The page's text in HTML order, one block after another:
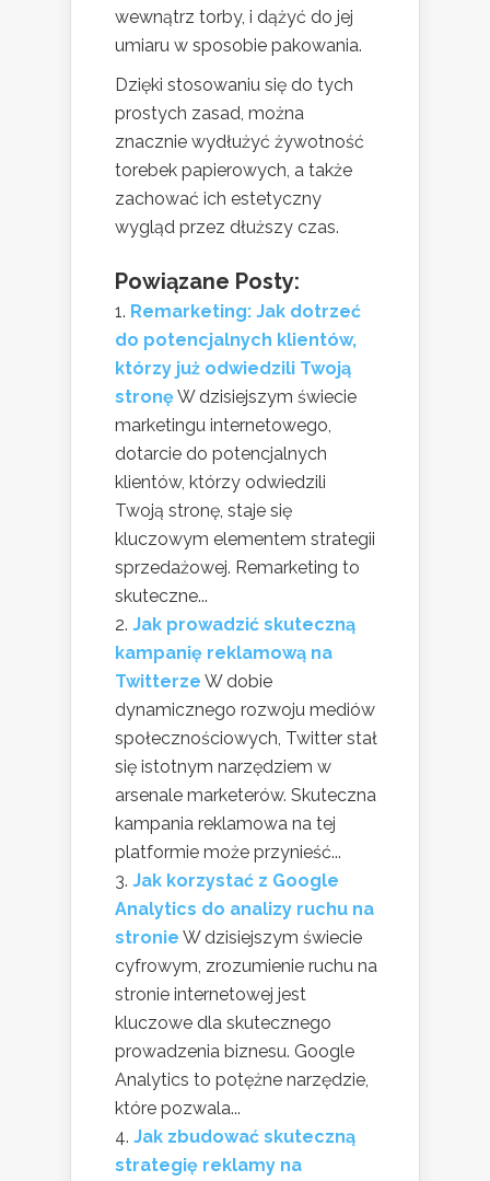
wewnątrz torby, i dążyć do jej
umiaru w sposobie pakowania.
Dzięki stosowaniu się do tych
prostych zasad, można
znacznie wydłużyć żywotność
torebek papierowych, a także
zachować ich estetyczny
wygląd przez dłuższy czas.
Powiązane Posty:
Remarketing: Jak dotrzeć
do potencjalnych klientów,
którzy już odwiedzili Twoją
stronęW dzisiejszym świecie
marketingu internetowego,
dotarcie do potencjalnych
klientów, którzy odwiedzili
Twoją stronę, staje się
kluczowym elementem strategii
sprzedażowej. Remarketing to
skuteczne...
Jak prowadzić skuteczną
kampanię reklamową na
Twitterze W dobie
dynamicznego rozwoju mediów
społecznościowych, Twitter stał
się istotnym narzędziem w
arsenale marketerów. Skuteczna
kampania reklamowa na tej
platformie może przynieść...
Jak korzystać z Google
Analytics do analizy ruchu na
stronie W dzisiejszym świecie
cyfrowym, zrozumienie ruchu na
stronie internetowej jest
kluczowe dla skutecznego
prowadzenia biznesu. Google
Analytics to potężne narzędzie,
które pozwala...
Jak zbudować skuteczną
strategię reklamy na